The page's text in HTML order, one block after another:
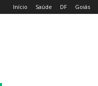
Início Saúde DF Goiás